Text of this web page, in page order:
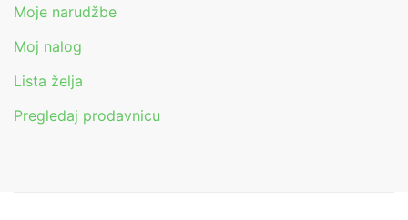
Moje narudžbe
Moj nalog
Lista želja
Pregledaj prodavnicu